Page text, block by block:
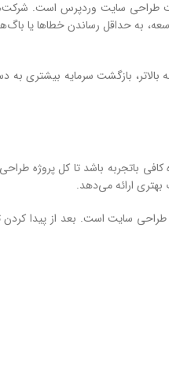
سایت وردپرس است. شرکت‌های
به حداقل رساندن خطاها یا
بالاتر، بازگشت سرمایه بیشتری
باتجربه باشد تا کل پروژه
ارائه می‌دهد.
طراحی سایت است. بعد از پیدا